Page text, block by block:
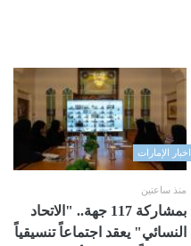
اخبار الإمارات
منذ ساعتين
بمشاركة 117 جهة.. "الاتحاد
النسائي" يعقد اجتماعاً تنسيقياً